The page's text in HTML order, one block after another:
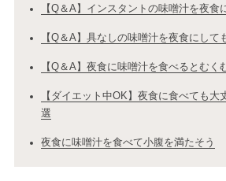
【Q＆A】インスタントの味噌汁を夜食
【Q＆A】具なしの味噌汁を夜食にして
【Q＆A】夜食に味噌汁を食べるとむく
【ダイエット中OK】夜食に食べても大
選
夜食に味噌汁を食べて小腹を満たそう